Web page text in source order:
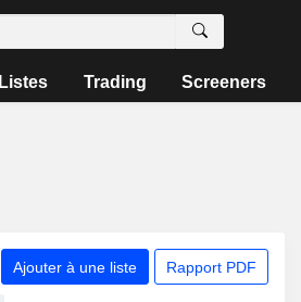
Listes Trading Screeners
Ajouter à une liste Rapport PDF